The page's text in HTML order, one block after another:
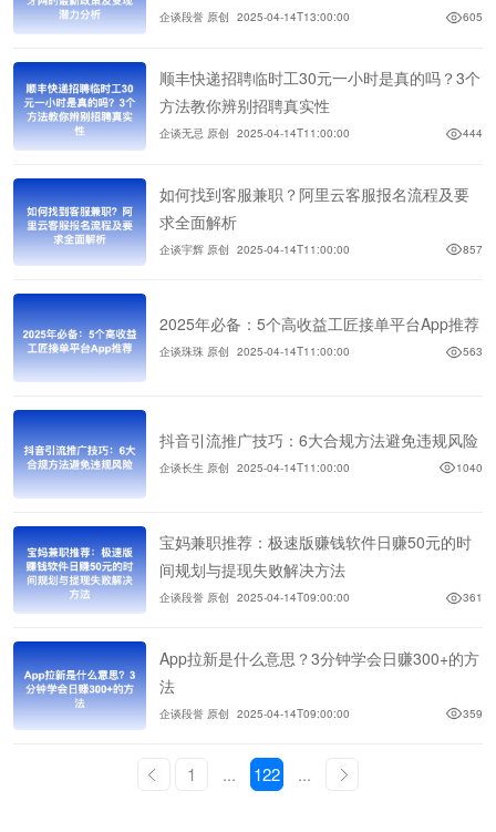
企谈段誉 原创 2025-04-14T13:00:00 605
顺丰快递招聘临时工30元一小时是真的吗？3个
方法教你辨别招聘真实性
企谈无忌 原创 2025-04-14T11:00:00 444
如何找到客服兼职？阿里云客服报名流程及要
求全面解析
企谈宇辉 原创 2025-04-14T11:00:00 857
2025年必备：5个高收益工匠接单平台App推荐
企谈珠珠 原创 2025-04-14T11:00:00 563
抖音引流推广技巧：6大合规方法避免违规风险
企谈长生 原创 2025-04-14T11:00:00 1040
宝妈兼职推荐：极速版赚钱软件日赚50元的时
间规划与提现失败解决方法
企谈段誉 原创 2025-04-14T09:00:00 361
App拉新是什么意思？3分钟学会日赚300+的方
法
企谈段誉 原创 2025-04-14T09:00:00 359
1 ... 122 ...